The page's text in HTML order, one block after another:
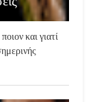
και γιατί